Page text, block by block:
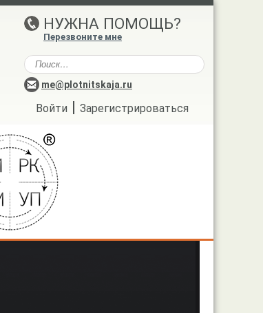
НУЖНА ПОМОЩЬ?
Перезвоните мне
me@plotnitskaja.ru
Войти | Зарегистрироваться